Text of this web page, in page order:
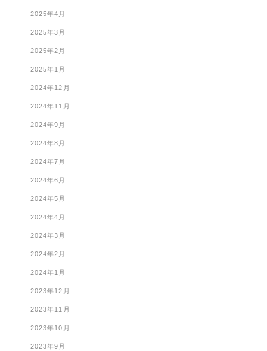
2025年4月
2025年3月
2025年2月
2025年1月
2024年12月
2024年11月
2024年9月
2024年8月
2024年7月
2024年6月
2024年5月
2024年4月
2024年3月
2024年2月
2024年1月
2023年12月
2023年11月
2023年10月
2023年9月